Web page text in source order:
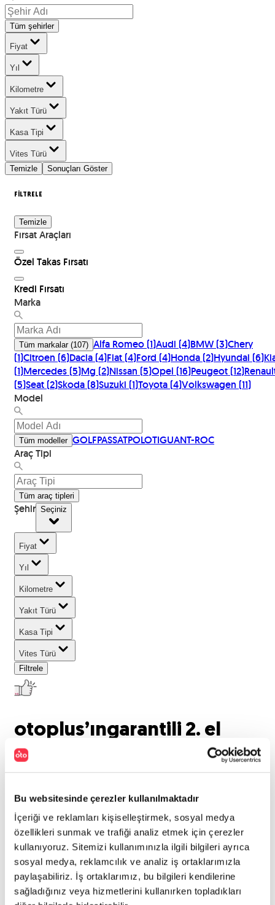
Bu websitesinde çerezler kullanılmaktadır
İçeriği ve reklamları kişiselleştirmek, sosyal medya
özellikleri sunmak ve trafiği analiz etmek için çerezler
kullanıyoruz. Sitemizi kullanımınızla ilgili bilgileri ayrıca
sosyal medya, reklamcılık ve analiz iş ortaklarımızla
paylaşabiliriz. İş ortaklarımız, bu bilgileri kendilerine
sağladığınız veya hizmetlerini kullanırken topladıkları
Tüm şehirler
Fiyat
Yıl
Kilometre
Yakıt Türü
Kasa Tipi
Vites Türü
Temizle
Sonuçları Göster
FİLTRELE
Temizle
Fırsat Araçları
Özel Takas Fırsatı
Kredi Fırsatı
Marka
Tüm markalar(107) Alfa Romeo(1)Audi (4)BMW(3)Chery
(1)Citroen (6)Dacia(4)Fiat(4)Ford (4)Honda(2)Hyundai (6)
(1)Mercedes(5)Mg (2)Nissan (5)Opel (16)Peugeot(12)
(5)Seat(2)Skoda(8)Suzuki (1)Toyota(4)Volkswagen (11)
Model
Tüm modeller GOLFPASSATPOLOTIGUANT-ROC
Araç Tipi
Tüm araç tipleri
Şehir Seçiniz
Fiyat
Yıl
Kilometre
Yakıt Türü
Kasa Tipi
Vites Türü
Filtrele
otoplus’ıngarantili 2. el
araçları listeleniyor..
0 araç bulundu
Marka:
Volkswagen
Model:
taigo
Tümünü Temizle
Aradığınız kriterlerde araç